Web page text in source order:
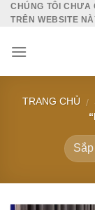
SkipCHÚNG TÔI CHƯA
TRÊN WEBSITE
TRANG CHỦ /